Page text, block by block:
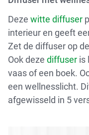
Deze witte diffuser
interieur en geeft
Zet de diffuser op
Ook deze diffuser is
vaas of een boek.
een wellnesslicht.
afgewisseld in 5